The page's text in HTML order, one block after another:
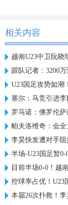
相关内容
越南U23中卫阮晓
跟队记者：3200万
U23国足攻势如潮
塞尔：马竞引进
罗马诺：佛罗伦
帕夫洛维奇：会
李昊快发遭对手
半场-U23国足暂
目前半场0-0！越
控球率占优！U23
本届26次扑救！李